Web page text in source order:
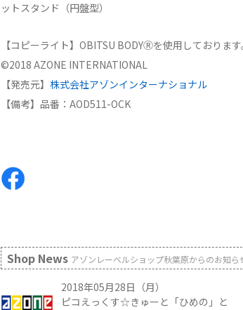
ットスタンド（円盤型）
【コピーライト】OBITSU BODYⓇを使用しております
©2018 AZONE INTERNATIONAL
【発売元】 株式会社アゾンインターナショナル
【備考】品番：AOD511-OCK
Shop News アゾンレーベルショップ秋葉原からのお知ら
2018年05月28日（月）
ピコえっくす☆きゅーと「ひめの」と